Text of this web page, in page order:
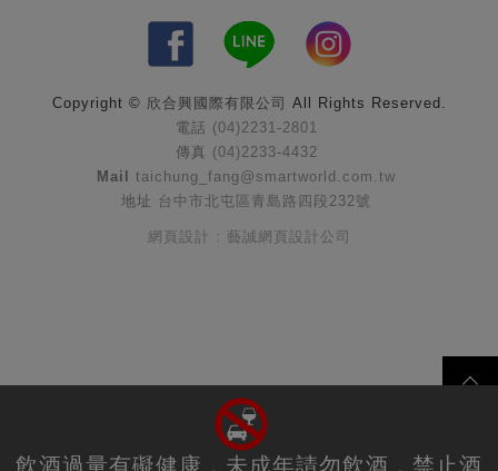
飲酒過量有礙健康，未成年請勿飲酒，禁止酒
Copyright © 欣合興國際有限公司 All Rights Reserved.
電話 (04)2231-2801
傳真 (04)2233-4432
Mail
taichung_fang@smartworld.com.tw
地址 台中市北屯區青島路四段232號
網頁設計 : 藝誠網頁設計公司